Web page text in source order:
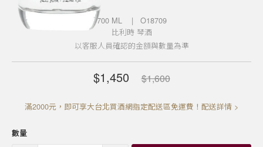
700 ML
| O18709
比利時 琴酒
以客服人員確認的金額與數量為準
$1,450 $1,600
滿2000元，即可享大台北買酒網指定配送區免運費！配送詳情 >
數量